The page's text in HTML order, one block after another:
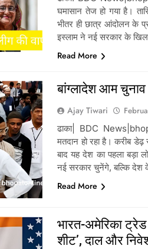
घमासान तेज हो गया है।
भीतर ही छात्र आंदोलन के
इस्लाम ने नई सरकार के
Read More
बांग्लादेश आम
Ajay Tiwari
ढाका| BDC
मतदान हो रहा है। करीब
बाद यह देश का पहला बड़ा
नई सरकार चुनेंगे, बल्कि देश
Read More
भारत-अमेरिका
शीट’, दाल और